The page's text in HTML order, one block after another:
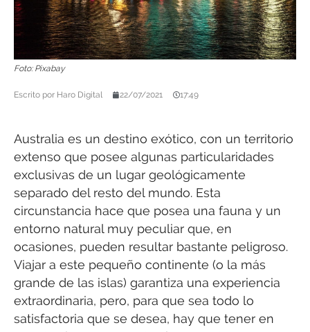
Foto: Pixabay
Escrito por Haro Digital 22/07/2021 17:49
Australia es un destino exótico, con un territorio
extenso que posee algunas particularidades
exclusivas de un lugar geológicamente
separado del resto del mundo. Esta
circunstancia hace que posea una fauna y un
entorno natural muy peculiar que, en
ocasiones, pueden resultar bastante peligroso.
Viajar a este pequeño continente (o la más
grande de las islas) garantiza una experiencia
extraordinaria, pero, para que sea todo lo
satisfactoria que se desea, hay que tener en